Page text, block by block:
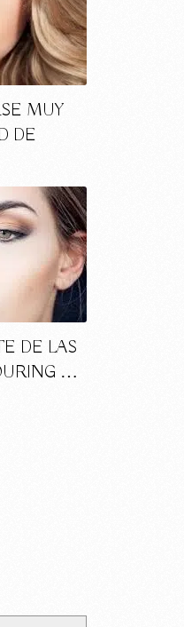
MUY
DE
DE LAS
…